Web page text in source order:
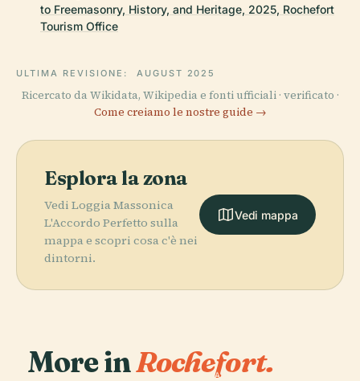
to Freemasonry, History, and Heritage, 2025, Rochefort
Tourism Office
ULTIMA REVISIONE: AUGUST 2025
Ricercato da Wikidata, Wikipedia e fonti ufficiali · verificato ·
Come creiamo le nostre guide →
Esplora la zona
Vedi Loggia Massonica
L'Accordo Perfetto sulla
mappa e scopri cosa c'è nei
dintorni.
Vedi mappa
More inRochefort.
PLACE
PLACE